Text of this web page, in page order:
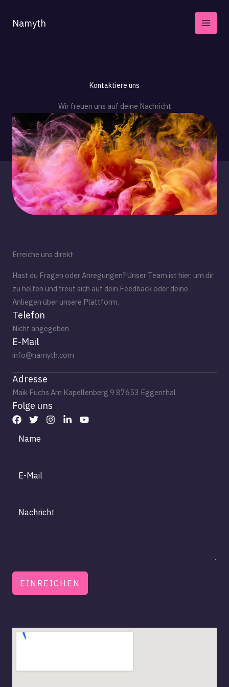
InhaltNamyth
Kontaktiere uns
Wir freuen uns auf deine Nachricht
Erreiche uns direkt
Hast du Fragen oder Anregungen? Unser Team ist hier, um dir
zu helfen und freut sich auf dein Feedback oder deine
Anliegen über unsere Plattform.
Telefon
Nicht angegeben
E-Mail
info@namyth.com
Adresse
Maik Fuchs Am Kapellenberg 9 87653 Eggenthal
Folge uns
EINREICHEN